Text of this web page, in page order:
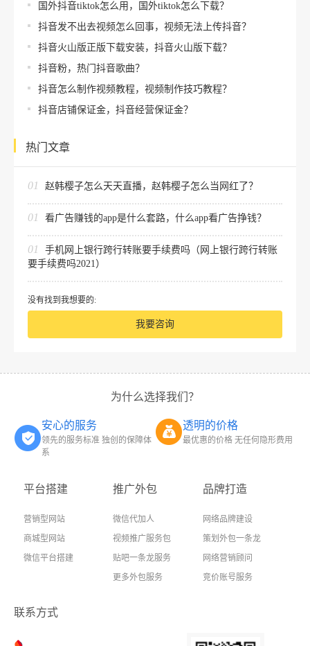
国外抖音tiktok怎么用，国外tiktok怎么下载？
抖音发不出去视频怎么回事，视频无法上传抖音？
抖音火山版正版下载安装，抖音火山版下载？
抖音粉，热门抖音歌曲？
抖音怎么制作视频教程，视频制作技巧教程？
抖音店铺保证金，抖音经营保证金？
热门文章
01 赵韩樱子怎么天天直播，赵韩樱子怎么当网红了？
01 看广告赚钱的app是什么套路，什么app看广告挣钱？
01
手机网上银行跨行转账要手续费吗（网上银行跨行转账
要手续费吗2021）
没有找到我想要的:
我要咨询
为什么选择我们？
安心的服务
领先的服务标准 独创的保障体
系
透明的价格
最优惠的价格 无任何隐形费用
平台搭建
营销型网站
商城型网站
微信平台搭建
推广外包
微信代加人
视频推广服务包
贴吧一条龙服务
更多外包服务
品牌打造
网络品牌建设
策划外包一条龙
网络营销顾问
竞价账号服务
联系方式